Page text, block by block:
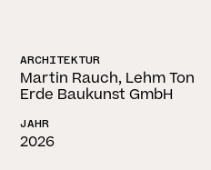
ARCHITEKTUR
Martin Rauch, Lehm Ton
Erde Baukunst GmbH
JAHR
2026